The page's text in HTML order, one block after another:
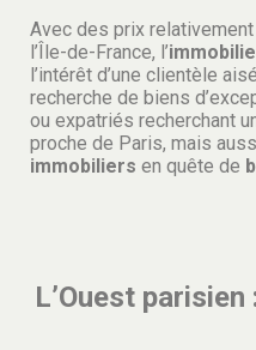
Avec des prix
l’Île-de-France, l’
l’intérêt d’une clientèle
recherche de biens
ou expatriés recherchant
proche de Paris, mais
immobiliers en quête de
L’Ouest